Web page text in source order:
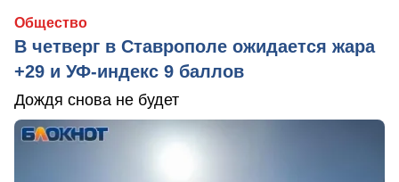
Общество
В четверг в Ставрополе ожидается жара
+29 и УФ-индекс 9 баллов
Дождя снова не будет